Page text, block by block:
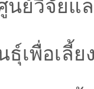
ย์วิจัยแ
เพื่อเลี้ย